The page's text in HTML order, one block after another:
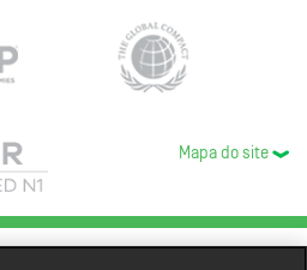
Mapa do site